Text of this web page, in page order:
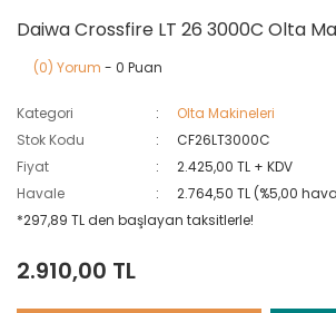
Daiwa Crossfire LT 26 3000C Olta
(0) Yorum - 0 Puan
Kategori
Olta Makineleri
Stok Kodu
CF26LT3000C
Fiyat
2.425,00 TL + KDV
Havale
2.764,50 TL (%5,00
*297,89 TL den başlayan taksitlerle!
2.910,00 TL